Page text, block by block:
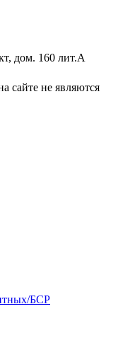
дом. 160 лит.А
сайте не являются
БСР